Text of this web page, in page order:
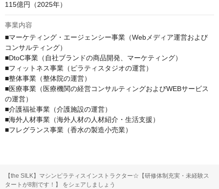
115億円（2025年）
事業内容
■マーケティング・エージェンシー事業（Webメディア運営および
コンサルティング）
■DtoC事業（自社ブランドの商品開発、マーケティング）
■フィットネス事業（ピラティスタジオの運営）
■整体事業（整体院の運営）
■医療事業（医療機関の経営コンサルティングおよびWEBサービス
の運営）
■介護福祉事業（介護施設の運営）
■海外人材事業（海外人材の人材紹介・生活支援）
■フレグランス事業（香水の製造小売業）
【the SILK】マシンピラティスインストラクター☆【研修体制充実・未経験ス
タートが8割です！】 をシェアしましょう